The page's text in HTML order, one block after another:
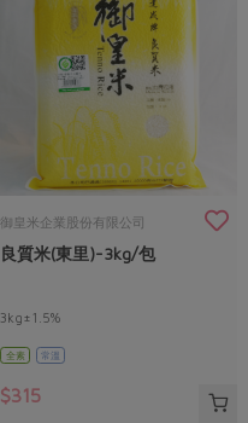
御皇米企業股份有限公司
良質米(東里)-3kg/包
3kg±1.5%
全素 常溫
$315